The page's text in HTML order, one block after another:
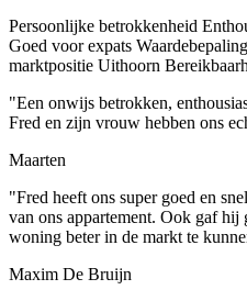
Persoonlijke betrokkenheid
Goed voor expats
marktpositie Uithoorn
"Een onwijs betrokken,
Fred en zijn vrouw hebben ons
Maarten
"Fred heeft ons super goed en
van ons appartement. Ook gaf hij
woning beter in de markt te
Maxim De Bruijn